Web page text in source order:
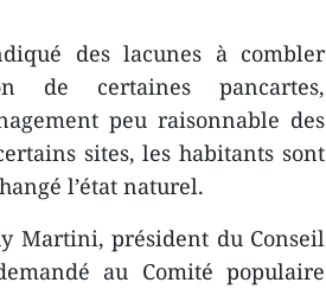
des lacunes à combler
de certaines pancartes,
peu raisonnable des
sites, les habitants sont
l’état naturel.
Martini, président du Conseil
au Comité populaire